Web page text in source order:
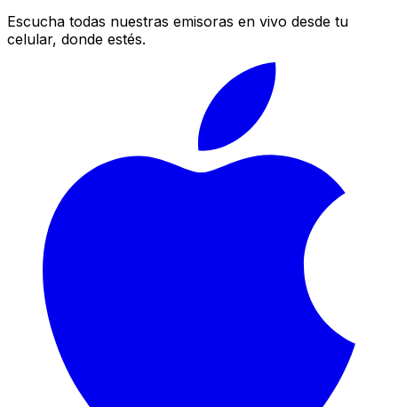
Escucha todas nuestras emisoras en vivo desde tu
celular, donde estés.